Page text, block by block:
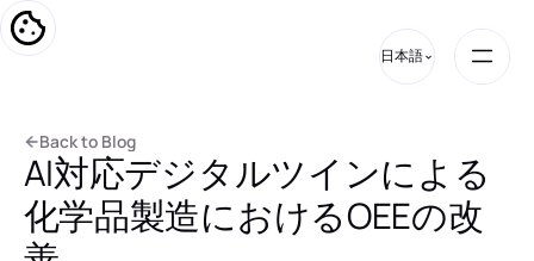
日本語
Backto Blog
Backt oBlo g
AI対応デジタルツインによる
化学品製造におけるOEEの改
Table of Contents
OEEの計算方法:化学品製造の文脈におけるOEE
の理解
現在の状況：化学プラントのOEEを制限する課